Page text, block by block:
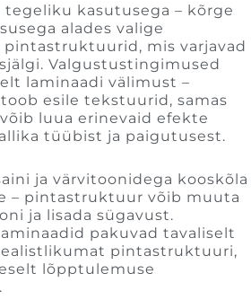
kasutusega – kõrge
alades valige
pintastruktuurid, mis varjavad
Valgustustingimused
laminaadi välimust –
esile tekstuurid, samas
luua erinevaid efekte
tüübist ja paigutusest.
ja värvitoonidega kooskõla
– pintastruktuur võib muuta
ja lisada sügavust.
pakuvad tavaliselt
pintastruktuuri,
lõpptulemuse